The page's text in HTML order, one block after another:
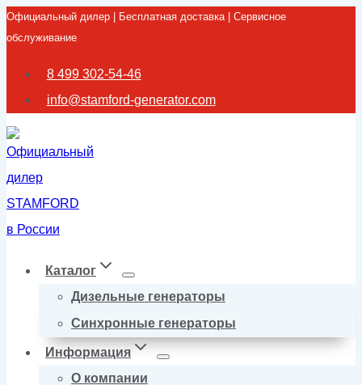
Перейти
к
содержимому
Официальный дилер | Бесплатная доставка | Сервисное
обслуживание
8 499 302-54-46
info@stamford-generator.com
Каталог
Дизельные генераторы
Синхронные генераторы
Информация
О компании